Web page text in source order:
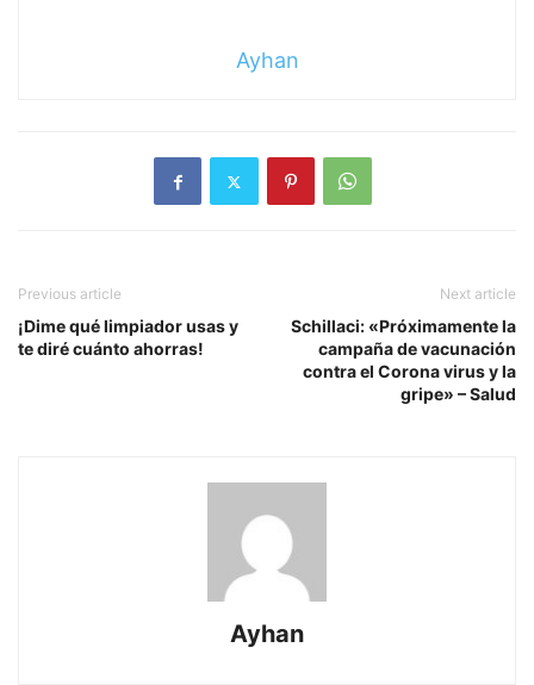
Ayhan
Previous article
¡Dime qué limpiador usas y
te diré cuánto ahorras!
Next article
Schillaci: «Próximamente la
campaña de vacunación
contra el Corona virus y la
gripe» – Salud
Ayhan